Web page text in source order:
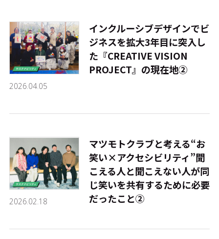
2026.04.05
インクルーシブデザインでビ
ジネスを拡大――3年目に突入し
た『CREATIVE VISION
PROJECT』の現在地②
2026.02.18
マツモトクラブと考える“お
笑い×アクセシビリティ”――聞
こえる人と聞こえない人が同
じ笑いを共有するために必要
だったこと②